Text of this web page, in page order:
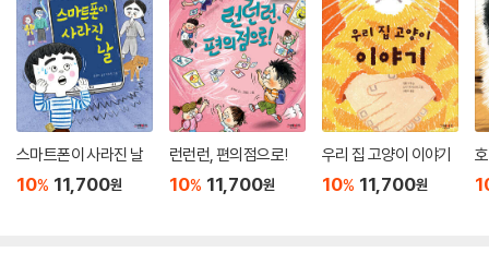
스마트폰이 사라진 날
10% 11,700원
런런런, 편의점으로!
10% 11,700원
우리 집 고양이 이야기
10% 11,700원